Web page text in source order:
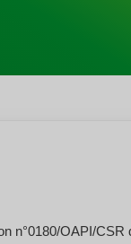
n°0180/OAPI/CSR